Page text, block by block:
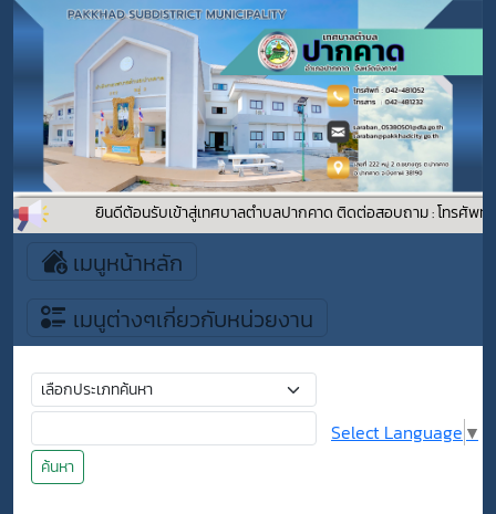
ยินดีต้อนรับเข้าสู่เทศบาลตำบลปากคาด ติดต่อสอบถาม : โทรศัพท์ :
เมนูหน้าหลัก
เมนูต่างๆเกี่ยวกับหน่วยงาน
ค้นหา
Select Language ▼